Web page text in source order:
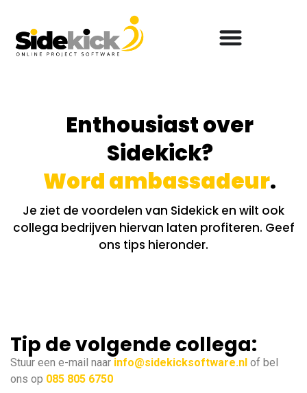
Je ziet de voordelen van Sidekick en wilt ook
collega bedrijven hiervan laten profiteren. Geef
ons tips hieronder.
Enthousiast over
Sidekick?
Word ambassadeur.
Tip de volgende collega:
Stuur een e-mail naar info@sidekicksoftware.nl of bel
ons op 085 805 6750